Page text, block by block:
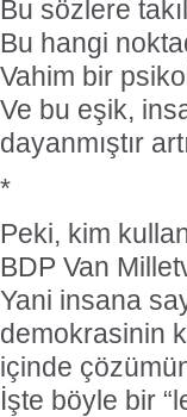
Bu sözlere
Bu hangi
Vahim bir
Ve bu eşik,
dayanmıştır
*
Peki, kim
BDP Van
Yani insana
demokrasinin
içinde
İşte böyle bir